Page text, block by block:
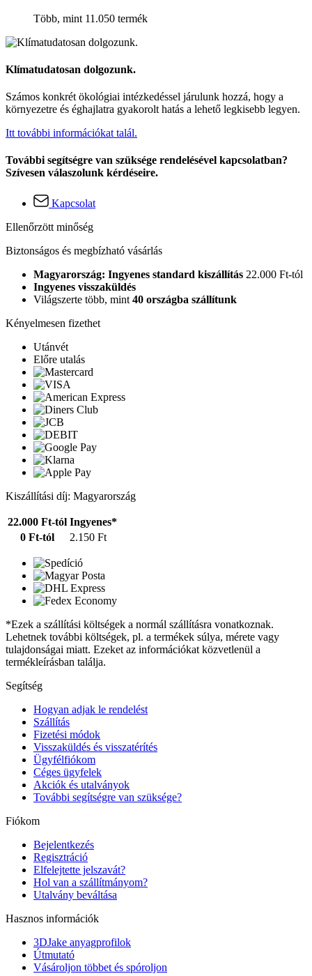
Több, mint 11.050 termék
Klímatudatosan dolgozunk.
Számos konkrét ökológiai intézkedéssel járulunk hozzá, hogy a
környezetre és éghajlatra gyakorolt hatás a lehető legkisebb legyen.
Itt további információkat talál.
További segítségre van szüksége rendelésével kapcsolatban?
Szívesen válaszolunk kérdéseire.
Kapcsolat
Ellenőrzött minőség
Biztonságos és megbízható vásárlás
Magyarország: Ingyenes standard kiszállítás 22.000 Ft-tól
Ingyenes visszaküldés
Világszerte több, mint 40 országba szállítunk
Kényelmesen fizethet
Utánvét
Előre utalás
Kiszállítási díj: Magyarország
22.000 Ft-tól Ingyenes*
0 Ft-tól
2.150 Ft
*Ezek a szállítási költségek a normál szállításra vonatkoznak.
Lehetnek további költségek, pl. a termékek súlya, mérete vagy
tulajdonságai miatt. Ezeket az információkat közvetlenül a
termékleírásban találja.
Segítség
Hogyan adjak le rendelést
Szállítás
Fizetési módok
Visszaküldés és visszatérítés
Ügyfélfiókom
Céges ügyfelek
Akciók és utalványok
További segítségre van szüksége?
Fiókom
Bejelentkezés
Regisztráció
Elfelejtette jelszavát?
Hol van a szállítmányom?
Utalvány beváltása
Hasznos információk
3DJake anyagprofilok
Útmutató
Vásároljon többet és spóroljon